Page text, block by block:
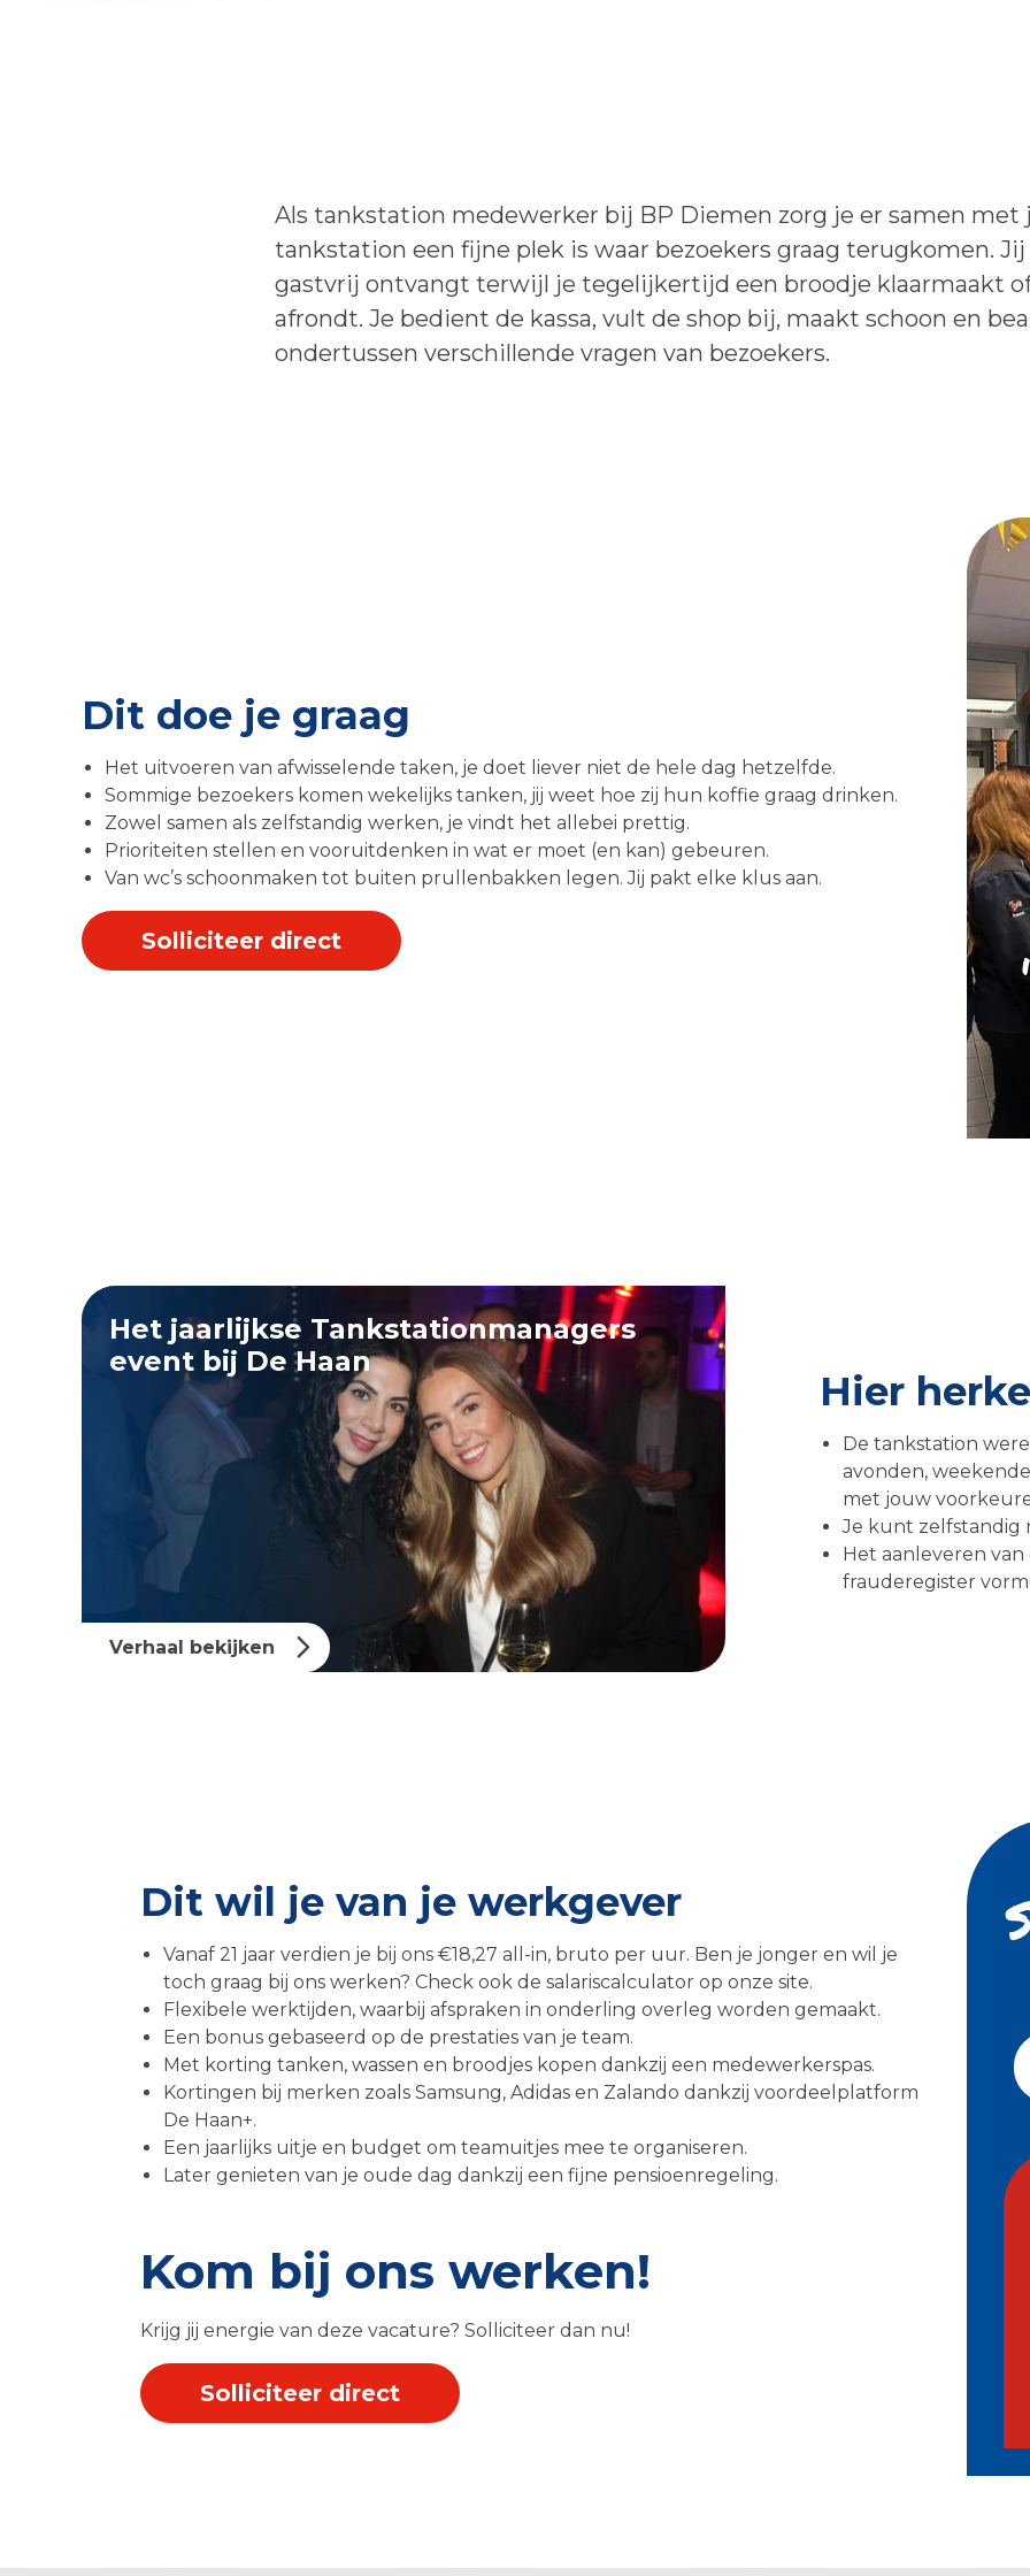
Als tankstation medewerker bij BP Diemen zorg je er samen met
tankstation een fijne plek is waar bezoekers graag terugkomen.
gastvrij ontvangt terwijl je tegelijkertijd een broodje klaarmaakt
afrondt. Je bedient de kassa, vult de shop bij, maakt schoon en
ondertussen verschillende vragen van bezoekers.
Dit doe je graag
Het uitvoeren van afwisselende taken, je doet liever niet de hele dag hetzelfde.
Sommige bezoekers komen wekelijks tanken, jij weet hoe zij hun koffie graag drinken.
Zowel samen als zelfstandig werken, je vindt het allebei prettig.
Prioriteiten stellen en vooruitdenken in wat er moet (en kan) gebeuren.
Van wc’s schoonmaken tot buiten prullenbakken legen. Jij pakt elke klus aan.
Solliciteer direct
Het jaarlijkse Tankstationmanagers
event bij De Haan
Verhaal bekijken
Hier
De tankstation
avonden,
met jouw
Je kunt zelfstandig
Het aanleveren
frauderegister
Dit wil je van je werkgever
Vanaf 21 jaar verdien je bij ons €18,27 all-in, bruto per uur. Ben je jonger en wil je
toch graag bij ons werken? Check ook de salariscalculator op onze site.
Flexibele werktijden, waarbij afspraken in onderling overleg worden gemaakt.
Een bonus gebaseerd op de prestaties van je team.
Met korting tanken, wassen en broodjes kopen dankzij een medewerkerspas.
Kortingen bij merken zoals Samsung, Adidas en Zalando dankzij voordeelplatform
De Haan+.
Een jaarlijks uitje en budget om teamuitjes mee te organiseren.
Later genieten van je oude dag dankzij een fijne pensioenregeling.
Kom bij ons werken!
Krijg jij energie van deze vacature? Solliciteer dan nu!
Solliciteer direct